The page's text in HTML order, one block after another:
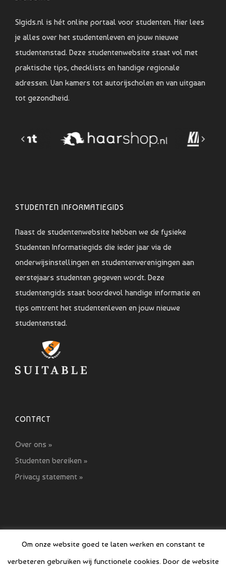
SIgids.nl is hét online portaal voor studenten. Hier lees
je alles over het studentenleven en jouw nieuwe
studentenstad. Deze studentenwebsite staat vol met
praktische tips, checklists en handige regionale
adressen. Van kamers tot autorijscholen en van uitgaan
tot gezondheid.
STUDENTEN INFORMATIEGIDS
Naast de studentenwebsite hebben we de fysieke
Studenten Informatiegids die ieder jaar via de
onderwijsinstellingen en studentenverenigingen aan
eerstejaars studenten gegeven wordt. Deze
studentengids staat boordevol handige informatie en
tips omtrent het studentenleven en jouw nieuwe
studentenstad.
CONTACT
Over ons »
Studenten bereiken »
Privacy statement »
Om onze website goed te laten werken en constant te
verbeteren gebruiken wij functionele cookies. Door de website